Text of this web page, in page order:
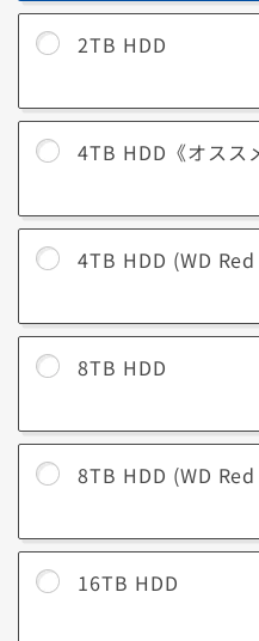
定期的なバックアップを行うこと
生した際のデータ損失を最小限に
追加ストレージ（記憶装置）に何
4K動画など重いデータを扱うな
求めるなら2.5インチSSD、軽い
HDD ×
SSD
2.5インチSATA △
NVMe Gen3 ○
NVMe Gen4
2TB HDD
4TB HDD《オスス
4TB HDD (WD
8TB HDD
8TB HDD (WD
16TB HDD